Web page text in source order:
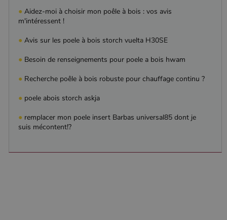
● Aidez-moi à choisir mon poêle à bois : vos avis
m'intéressent !
● Avis sur les poele à bois storch vuelta H30SE
● Besoin de renseignements pour poele a bois hwam
● Recherche poêle à bois robuste pour chauffage continu ?
● poele abois storch askja
● remplacer mon poele insert Barbas universal85 dont je
suis mécontent!?